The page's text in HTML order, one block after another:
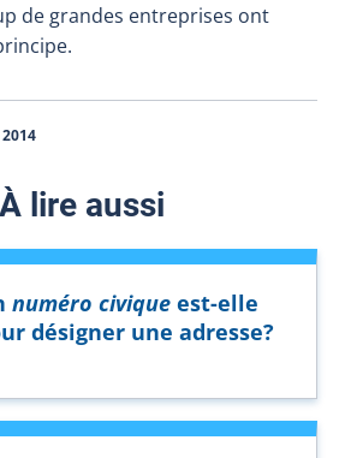
de grandes entreprises ont
2014
À lire aussi
numéro civique est-elle
désigner une adresse?